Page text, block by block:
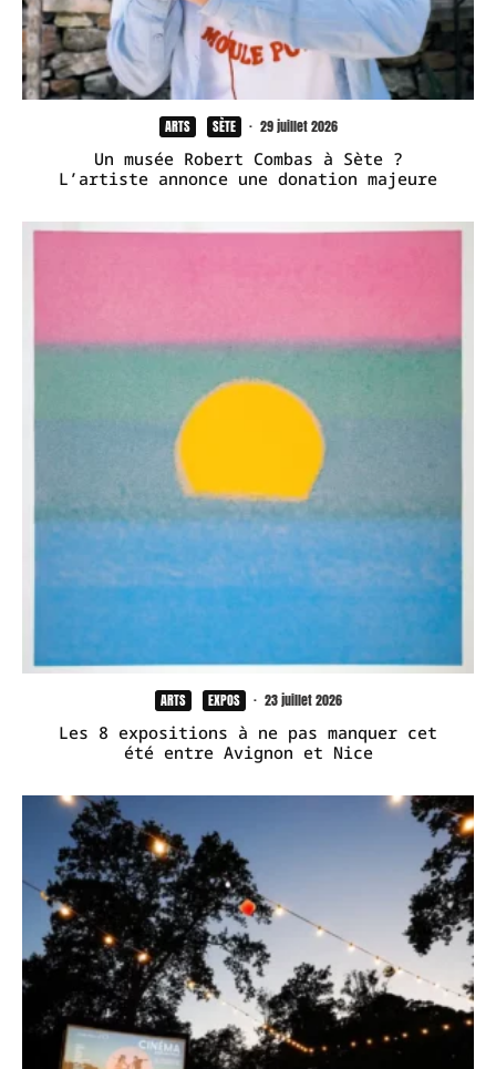
ARTS SÈTE · 29 juillet 2026
Un musée Robert Combas à Sète ?
L’artiste annonce une donation majeure
ARTS EXPOS · 23 juillet 2026
Les 8 expositions à ne pas manquer cet
été entre Avignon et Nice